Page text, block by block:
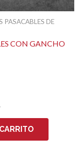
PASACABLES DE
CON GANCHO